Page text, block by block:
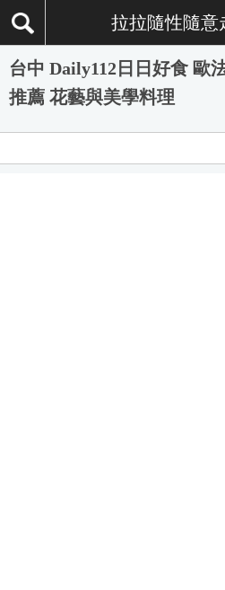
拉拉隨性隨意
台中 Daily112日日好食 歐
推薦 花藝與美學料理